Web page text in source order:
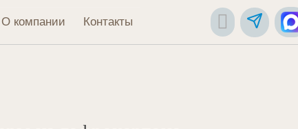
О компании Контакты